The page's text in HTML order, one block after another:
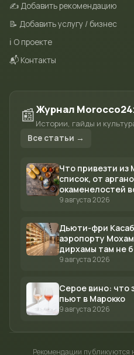
✍️ Добавить рекомендацию
📝 Добавить услугу / бизнес
ℹ️ О проекте
📬 Контакты
📰Журнал
Истории, гайды и
Все статьи →
Что привезти из
список, от
окаменелостей
миллионов лет
9 августа 2026
Дьюти-фри
аэропорту
дирхамы там не
9 августа 2026
Серое вино: что
пьют в Марокко
9 августа 2026
Рекомендации публикуются